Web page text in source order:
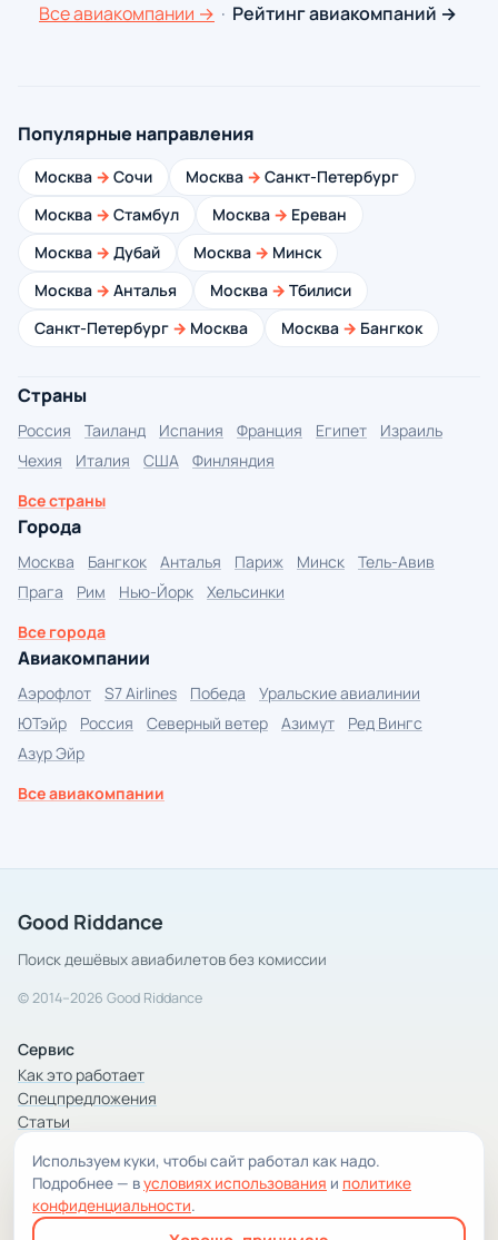
Все авиакомпании → · Рейтинг авиакомпаний →
Популярные направления
Москва → Сочи Москва → Санкт-Петербург
Москва → Стамбул Москва → Ереван
Москва → Дубай Москва → Минск
Москва → Анталья Москва → Тбилиси
Санкт-Петербург → Москва Москва → Бангкок
Страны
Россия Таиланд Испания Франция Египет
Израиль
Чехия
Италия США
Финляндия
Все страны
Города
Москва Бангкок Анталья Париж Минск
Тель-Авив
Прага
Рим Нью-Йорк
Хельсинки
Все города
Авиакомпании
Аэрофлот S7 Airlines Победа
Уральские авиалинии
ЮТэйр
Россия Северный ветер Азимут
Ред Вингс
Азур Эйр
Все авиакомпании
Good Riddance
Поиск дешёвых авиабилетов без комиссии
© 2014–2026 Good Riddance
Сервис
Как это работает
Спецпредложения
Статьи
Компания
Компания и контакты
Условия использования
Используем куки, чтобы сайт работал как надо.
Подробнее — вусловиях использования и политике
конфиденциальности.